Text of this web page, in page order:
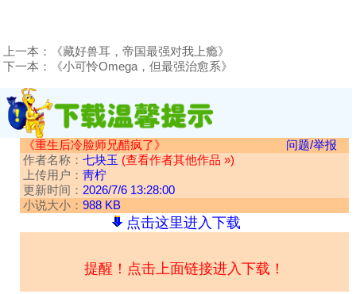
上一本：
《藏好兽耳，帝国最强对我上瘾》
下一本：
《小可怜Omega，但最强治愈系》
《重生后冷脸师兄醋疯了》
问题/举报
作者名称： 七块玉 (查看作者其他作品 »)
上传用户： 靑柠
更新时间： 2026/7/6 13:28:00
小说大小： 988 KB
点击这里进入下载
提醒！点击上面链接进入下载！